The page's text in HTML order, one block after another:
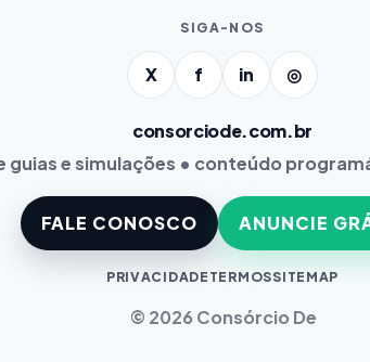
SIGA-NOS
X f in ◎
consorciode.com.br
guias e simulações • conteúdo
FALE CONOSCO ANUNCIE
PRIVACIDADE TERMOSSITEMAP
© 2026 Consórcio De